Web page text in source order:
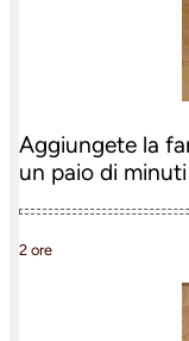
Aggiungete la
un paio di minuti
2 ore